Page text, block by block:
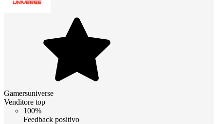
Gamersuniverse
Venditore top
100%
Feedback positivo